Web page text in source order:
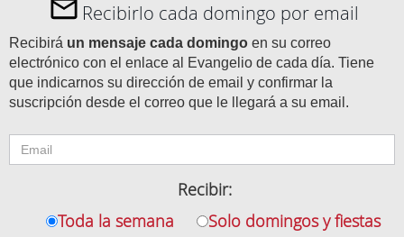
Recibirlo cada domingo por email
Recibirá un mensaje cada domingo en su correo
electrónico con el enlace al Evangelio de cada día. Tiene
que indicarnos su dirección de email y confirmar la
suscripción desde el correo que le llegará a su email.
Recibir:
Toda la semana
Solo domingos y fiestas